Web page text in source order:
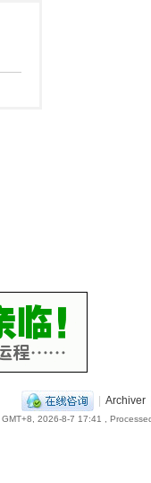
| Archiver
GMT+8, 2026-8-7 17:41 ,